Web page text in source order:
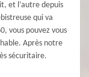
et l’autre depuis
qui va
vous pouvez vous
Après notre
sécuritaire.